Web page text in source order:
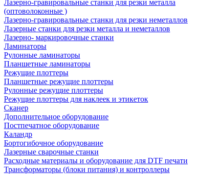
Лазерно-гравировальные станки для резки металла
(оптоволоконные )
Лазерно-гравировальные станки для резки неметаллов
Лазерные станки для резки металла и неметаллов
Лазерно- маркировочные станки
Ламинаторы
Рулонные ламинаторы
Планшетные ламинаторы
Режущие плоттеры
Планшетные режущие плоттеры
Рулонные режущие плоттеры
Режущие плоттеры для наклеек и этикеток
Сканер
Дополнительное оборудование
Постпечатное оборудование
Каландр
Бортогибочное оборудование
Лазерные сварочные станки
Расходные материалы и оборудование для DTF печати
Трансформаторы (блоки питания) и контроллеры